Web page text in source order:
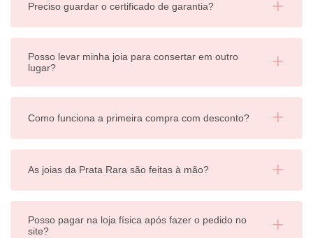
Preciso guardar o certificado de garantia?
Posso levar minha joia para consertar em outro
lugar?
Como funciona a primeira compra com desconto?
As joias da Prata Rara são feitas à mão?
Posso pagar na loja física após fazer o pedido no
site?